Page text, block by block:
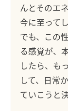
んとそのエ
今に至って
でも、この
る感覚が、
したら、も
して、日常
ていこうと